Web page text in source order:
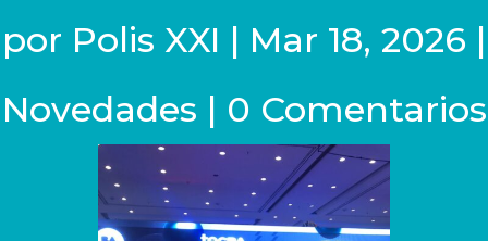
por Polis XXI | Mar 18, 2026 |
Novedades | 0 Comentarios